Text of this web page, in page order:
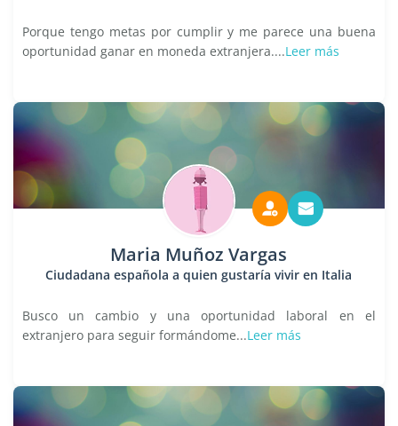
Porque tengo metas por cumplir y me parece una buena
oportunidad ganar en moneda extranjera....Leer más
Maria Muñoz Vargas
Ciudadana española a quien gustaría vivir en Italia
Busco un cambio y una oportunidad laboral en el
extranjero para seguir formándome...Leer más